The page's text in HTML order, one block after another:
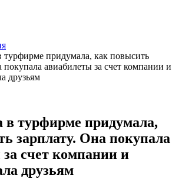
турфирме придумала, как повысить
покупала авиабилеты за счет компании и
друзьям
в турфирме придумала,
зарплату. Она покупала
счет компании и
друзьям